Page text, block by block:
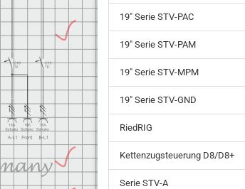
19" Serie STV-PAC
19" Serie STV-PAM
19" Serie STV-MPM
19" Serie STV-GND
RiedRIG
Kettenzugsteuerung D8/D8+
Serie STV-A